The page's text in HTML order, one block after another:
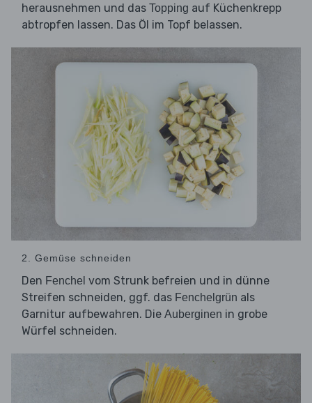
herausnehmen und das Topping auf Küchenkrepp
abtropfen lassen. Das Öl im Topf belassen.
2. Gemüse schneiden
Den Fenchel vom Strunk befreien und in dünne
Streifen schneiden, ggf. das Fenchelgrün als
Garnitur aufbewahren. Die Auberginen in grobe
Würfel schneiden.